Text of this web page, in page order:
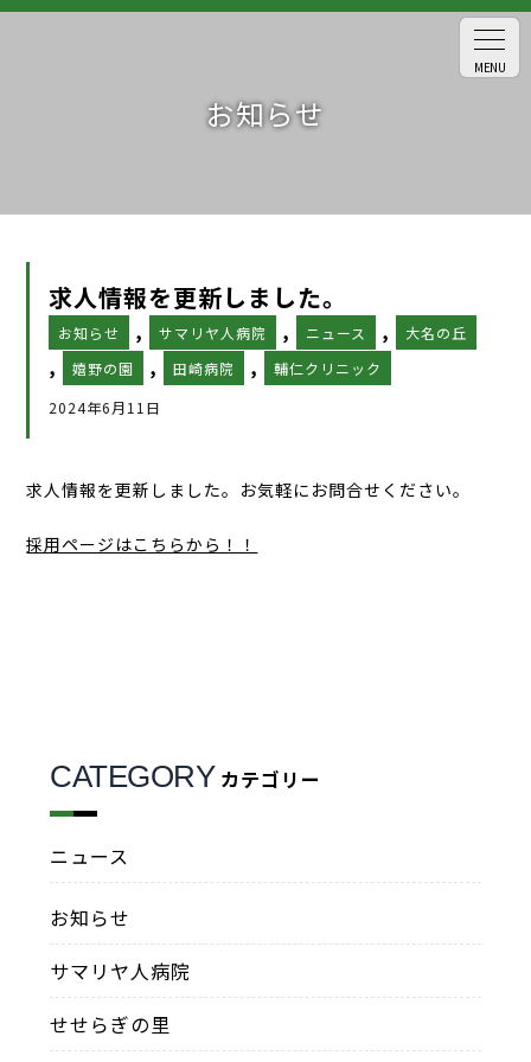
お知らせ
求人情報を更新しました。
お知らせ , サマリヤ人病院 , ニュース , 大名の丘
, 嬉野の園 , 田崎病院 ,
輔仁クリニック
2024年6月11日
求人情報を更新しました。お気軽にお問合せください。
採用ページはこちらから！！
CATEGORY カテゴリー
ニュース
お知らせ
サマリヤ人病院
せせらぎの里
MENU